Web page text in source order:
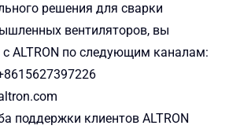
решения для сварки
вентиляторов, вы
с ALTRON по следующим каналам:
поддержки клиентов ALTRON